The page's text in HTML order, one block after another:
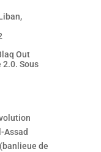
Out
2.0. Sous
Assad
de